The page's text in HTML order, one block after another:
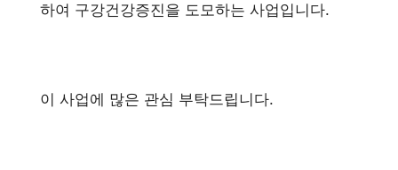
하여 구강건강증진을 도모하는 사업입니다.
이 사업에 많은 관심 부탁드립니다.